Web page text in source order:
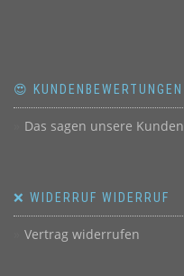
😍 KUNDENBEWERTUNGEN
Das sagen unsere Kunden
❌ WIDERRUF WIDERRUF
Vertrag widerrufen